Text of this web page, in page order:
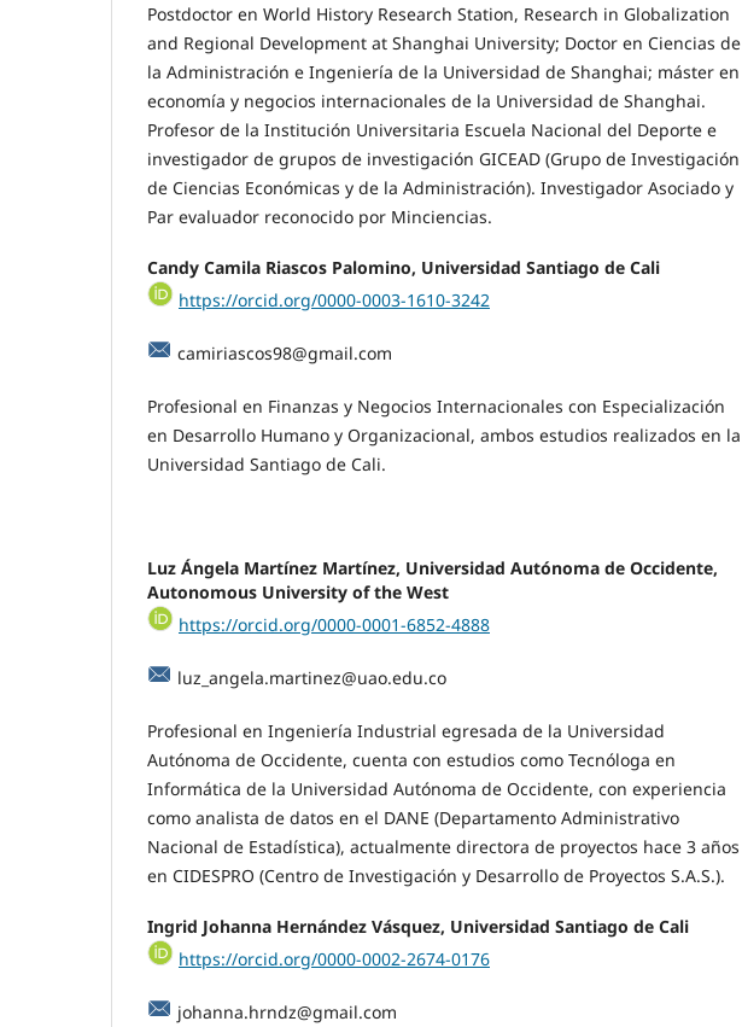
Postdoctor en World History Research Station, Research in Globalization
and Regional Development at Shanghai University; Doctor en Ciencias de
la Administración e Ingeniería de la Universidad de Shanghai; máster en
economía y negocios internacionales de la Universidad de Shanghai.
Profesor de la Institución Universitaria Escuela Nacional del Deporte e
investigador de grupos de investigación GICEAD (Grupo de Investigación
de Ciencias Económicas y de la Administración). Investigador Asociado y
Par evaluador reconocido por Minciencias.
Candy Camila Riascos Palomino, Universidad Santiago de Cali
https://orcid.org/0000-0003-1610-3242
camiriascos98@gmail.com
Profesional en Finanzas y Negocios Internacionales con Especialización
en Desarrollo Humano y Organizacional, ambos estudios realizados en la
Universidad Santiago de Cali.
Luz Ángela Martínez Martínez, Universidad Autónoma de Occidente,
Autonomous University of the West
https://orcid.org/0000-0001-6852-4888
luz_angela.martinez@uao.edu.co
Profesional en Ingeniería Industrial egresada de la Universidad
Autónoma de Occidente, cuenta con estudios como Tecnóloga en
Informática de la Universidad Autónoma de Occidente, con experiencia
como analista de datos en el DANE (Departamento Administrativo
Nacional de Estadística), actualmente directora de proyectos hace 3 años
en CIDESPRO (Centro de Investigación y Desarrollo de Proyectos S.A.S.).
Ingrid Johanna Hernández Vásquez, Universidad Santiago de Cali
https://orcid.org/0000-0002-2674-0176
johanna.hrndz@gmail.com